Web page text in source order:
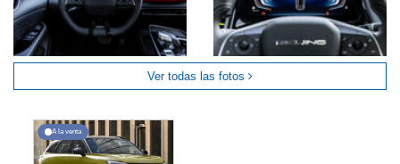
Ver todas las fotos
A la venta